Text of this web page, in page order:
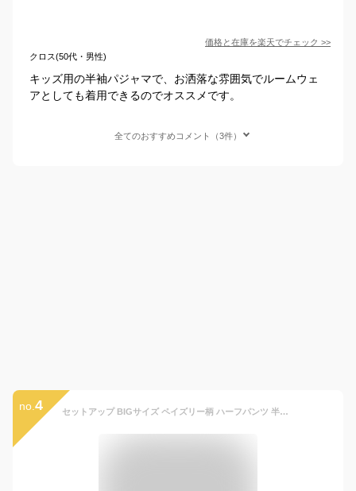
価格と在庫を楽天でチェック >>
クロス(50代・男性)
キッズ用の半袖パジャマで、お洒落な雰囲気でルームウェ
アとしても着用できるのでオススメです。
全てのおすすめコメント（3件）
no. 4 セットアップ BIGサイズ ペイズリー柄 ハーフパンツ 半袖 Tシャツ 上下 セット オーバーサイズ ルーズ ゆったり キッズ ジュニア 男の子 子供 小学生 お揃い 双子コーデ ペア 兄弟 春 夏 韓国 子供服 おしゃれ かっこいい 流行 短パン 110 120 130 140 150 160 コットン 綿